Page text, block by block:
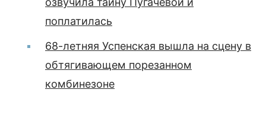
поплатилась
68-летняя Успенская вышла на сцену в
обтягивающем порезанном
комбинезоне